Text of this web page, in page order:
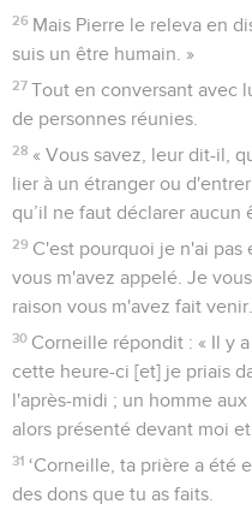
26 Mais Pierre le releva en
suis un être humain. »
27 Tout en conversant avec
de personnes réunies.
28 « Vous savez, leur dit-il,
lier à un étranger ou
qu’il ne faut déclarer aucun
29 C'est pourquoi je n'ai
vous m'avez appelé. Je
raison vous m'avez fait
30 Corneille répondit : « Il y
cette heure-ci [et] je priais
l'après-midi ; un homme
alors présenté devant moi
31 ‘Corneille, ta prière a été
des dons que tu as faits.